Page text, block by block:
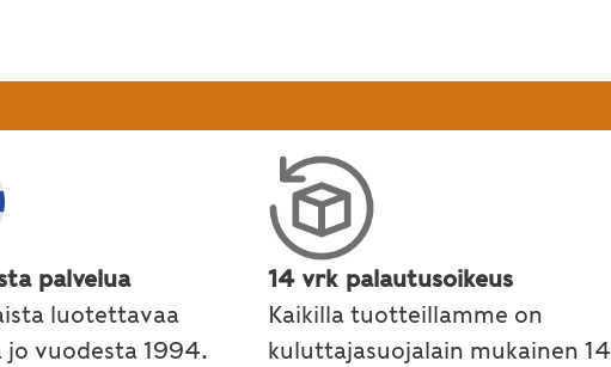
palvelua
luotettavaa
jo vuodesta 1994.
14 vrk palautusoikeus
Kaikilla tuotteillamme on
kuluttajasuojalain mukainen 14